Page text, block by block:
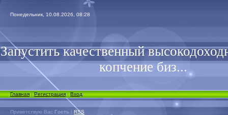
Понедельник, 10.08.2026, 08:28
Запустить качественный
копчение биз...
Главная|Регистрация|Вход
Приветствую Вас Гость | RSS